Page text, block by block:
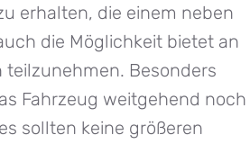
erhalten, die einem neben
die Möglichkeit bietet an
teilzunehmen. Besonders
Fahrzeug weitgehend noch
sollten keine größeren